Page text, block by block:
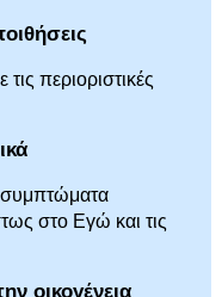
περιοριστικές
στο Εγώ και τις
οικογένεια